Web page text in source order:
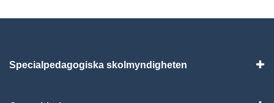
Specialpedagogiska skolmyndigheten